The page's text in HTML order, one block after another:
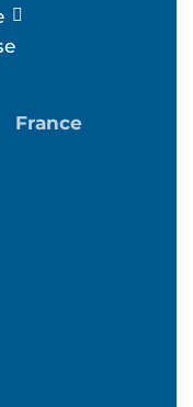
France